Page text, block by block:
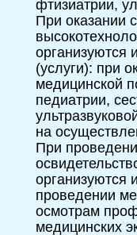
фтизиатрии,
При оказании
(услуги): при
медицинской
педиатрии,
на
При
организуются
проведении
осмотрам
медицинских